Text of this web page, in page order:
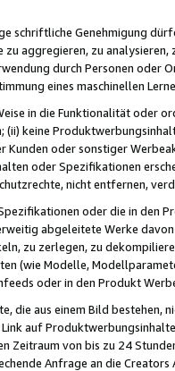
schriftliche Genehmigung
aggregieren, zu
durch Personen
eines maschinellen
in die Funktionalität oder
(ii) keine
oder sonstiger
oder Spezifikationen
nicht entfernen,
oder die in
abgeleitete Werke
zu zerlegen, zu
(wie Modelle,
oder in den Produkt
die aus einem Bild bestehen,
auf
Zeitraum von bis zu 24
Anfrage an die